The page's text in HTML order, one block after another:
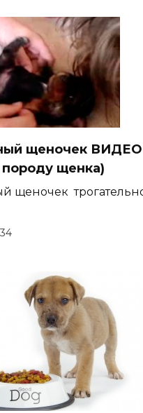
щеночек ВИДЕО
породу щенка)
щеночек
34